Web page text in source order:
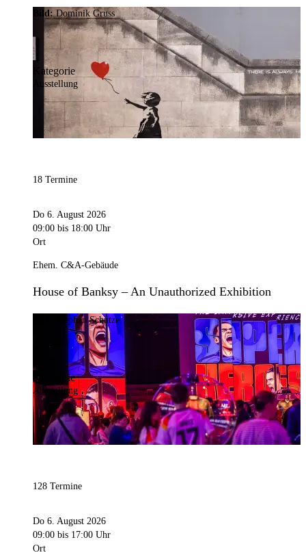
Bild:Dominik Gruss
Kategorie
Ausstellung
18 Termine
Do 6. August 2026
09:00 bis 18:00 Uhr
Ort
Ehem. C&A-Gebäude
House of Banksy – An Unauthorized Exhibition
Stephan Schütze
Kategorie
Ausstellung
128 Termine
Do 6. August 2026
09:00 bis 17:00 Uhr
Ort